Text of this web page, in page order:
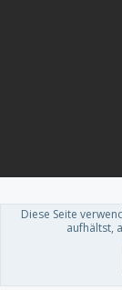
Forum
Diese Seite
aufhältst,